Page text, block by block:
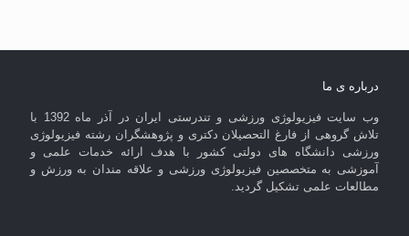
درباره ی ما
وب سایت فیزیولوژی ورزشی و تندرستی ایران در آذر ماه 1392 با
تلاش گروهی از فارغ التحصیلان دکتری و پژوهشگران رشته فیزیولوژی
ورزشی دانشگاه های دولتی کشور با هدف ارائه خدمات علمی و
آموزشی به متخصصین فیزیولوژی ورزشی و علاقه مندان به ورزش و
مطالعات علمی تشکیل گردید.